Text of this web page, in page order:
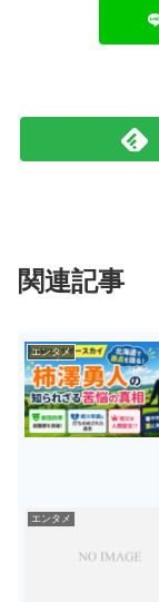
関連記事
エンタメ
エンタメ